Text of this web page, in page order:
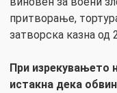
притворање,
затворска казна од
При изрекувањето
истакна дека